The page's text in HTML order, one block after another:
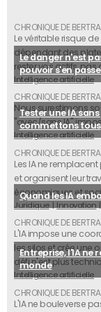
Le danger n'est
pouvoir s'en
Le véritable risque
dépendant des
rester vos actifs, pas
Intelligence artificielle
Tester une IA
commettons tous
Nous surestimons
"avec/sans IA",
Intelligence artificielle
Quand les IA
Les IA ne
et organisent leur
économiques et
Juridique
Innovation
Entreprise, l'IA ne
monde
L'IA impose une
les silos et crée une
défi n'est plus
Intelligence artificielle
L'IA ne bouleverse